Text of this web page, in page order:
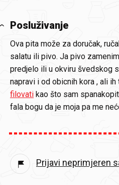
Posluživanje
Ova pita može za doručak,
salatu ili pivo. Ja pivo
predjelo ili u okviru švedskog
napravi i od obicnih kora , ali
filovati kao što sam
fala bogu da je moja pa me
Prijavi neprimjeren